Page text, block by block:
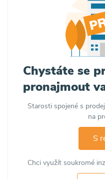
Chystáte se
pronajmout
Starosti spojené s
na
S
Chci využít soukromé